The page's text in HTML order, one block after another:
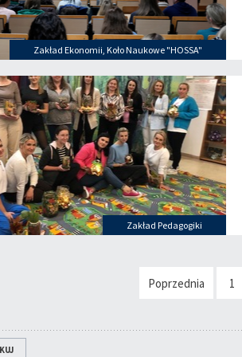
Zakład Ekonomii, Koło Naukowe "HOSSA"
Zakład Pedagogiki
Poprzednia 1